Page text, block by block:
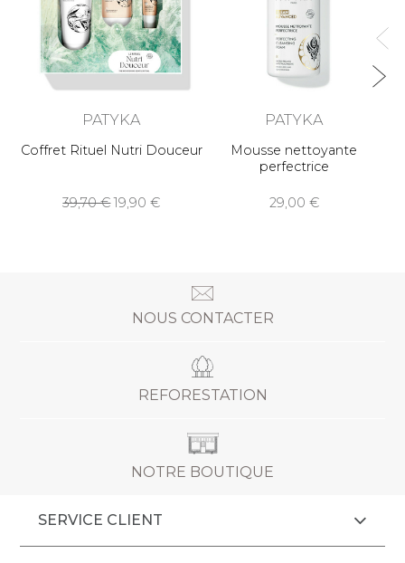
PATYKA
Coffret Rituel Nutri Douceur
39,70 19,90
PATYKA
Mousse nettoyante
perfectrice
29,00
NOUS CONTACTER
REFORESTATION
NOTRE BOUTIQUE
SERVICE CLIENT